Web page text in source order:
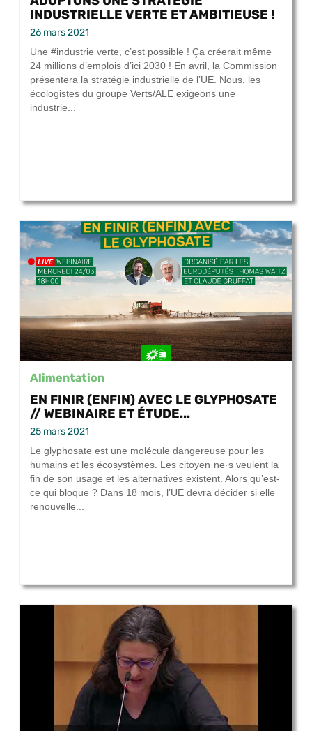
INDUSTRIELLE VERTE ET AMBITIEUSE !
26 mars 2021
Une #industrie verte, c’est possible ! Ça créerait même
24 millions d’emplois d’ici 2030 ! En avril, la Commission
présentera la stratégie industrielle de l’UE. Nous, les
écologistes du groupe Verts/ALE exigeons une
industrie...
Alimentation
EN FINIR (ENFIN) AVEC LE GLYPHOSATE
// WEBINAIRE ET ÉTUDE...
25 mars 2021
Le glyphosate est une molécule dangereuse pour les
humains et les écosystèmes. Les citoyen·ne·s veulent la
fin de son usage et les alternatives existent. Alors qu’est-
ce qui bloque ? Dans 18 mois, l’UE devra décider si elle
renouvelle...